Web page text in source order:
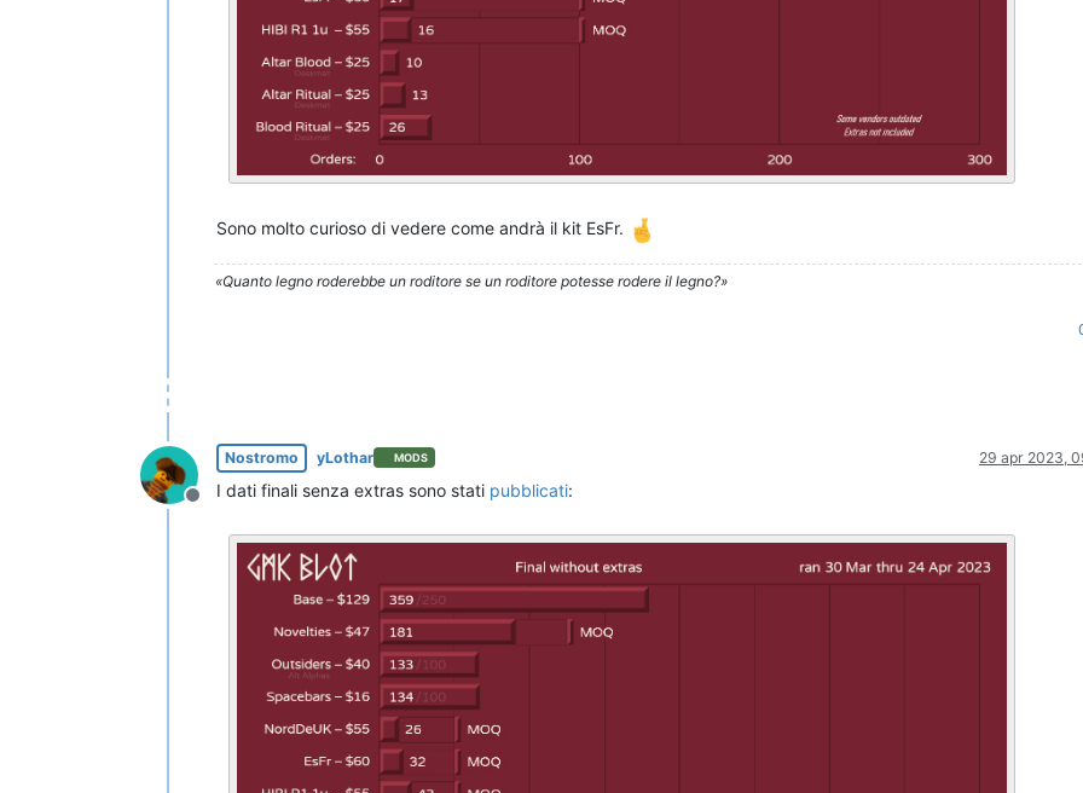
Sono molto curioso di vedere come andrà il kit EsFr.
«Quanto legno roderebbe un roditore se un roditore potesse rodere il legno?»
Non in linea
Nostromo yLothar MODS 29 apr 2023,
I dati finali senza extras sono stati pubblicati: